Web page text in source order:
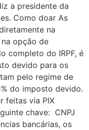
a presidente da
Como doar As
na
opção de
completo do IRPF, é
devido para os
pelo regime de
do imposto devido.
feitas via PIX
chave: CNPJ
bancárias, os